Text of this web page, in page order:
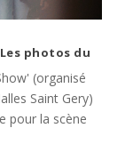
photos du
(organisé
Saint Gery)
pour la scène